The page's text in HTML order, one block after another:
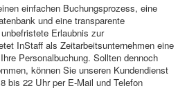
einfachen Buchungsprozess, eine
und eine transparente
Erlaubnis zur
InStaff als Zeitarbeitsunternehmen eine
Personalbuchung. Sollten dennoch
können Sie unseren Kundendienst
bis 22 Uhr per E-Mail und Telefon